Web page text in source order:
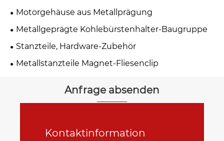
Motorgehäuse aus Metallprägung
Metallgeprägte Kohlebürstenhalter-Baugruppe
Stanzteile, Hardware-Zubehör
Metallstanzteile Magnet-Fliesenclip
Anfrage absenden
Kontaktinformation